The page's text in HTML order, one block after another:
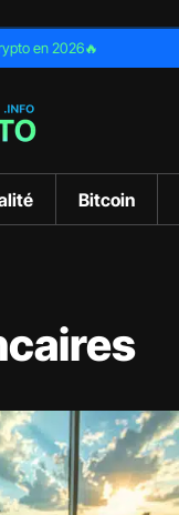
en 2026🔥
Bitcoin